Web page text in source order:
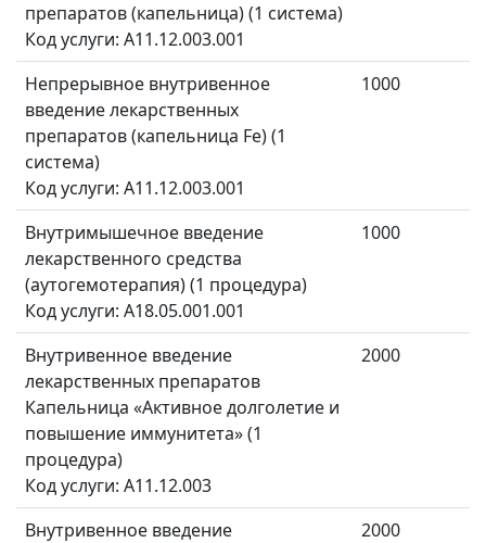
препаратов (капельница) (1 система)
Код услуги: A11.12.003.001
Непрерывное внутривенное
введение лекарственных
препаратов (капельница Fe) (1
система)
Код услуги: A11.12.003.001
1000
Внутримышечное введение
лекарственного средства
(аутогемотерапия) (1 процедура)
Код услуги: A18.05.001.001
1000
Внутривенное введение
лекарственных препаратов
Капельница «Активное долголетие и
повышение иммунитета» (1
процедура)
Код услуги: A11.12.003
2000
Внутривенное введение
2000